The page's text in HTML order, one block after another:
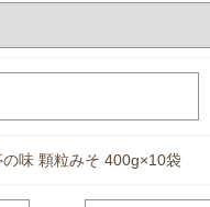
味 顆粒みそ 400g×10袋